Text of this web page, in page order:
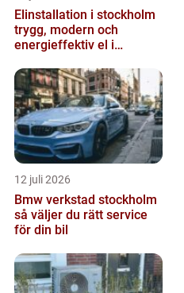
Elinstallation i stockholm
trygg, modern och
energieffektiv el i
12 juli 2026
Bmw verkstad stockholm
så väljer du rätt service
för din bil